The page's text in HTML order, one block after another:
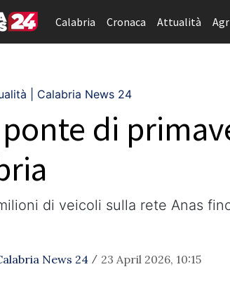
Calabria Cronaca Attualità
| Calabria News 24
ponte di
di veicoli sulla rete Anas
News 24 / 23 April 2026, 10:15